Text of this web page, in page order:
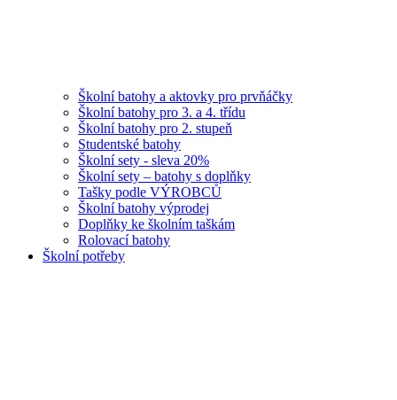
Školní batohy a aktovky pro prvňáčky
Školní batohy pro 3. a 4. třídu
Školní batohy pro 2. stupeň
Studentské batohy
Školní sety - sleva 20%
Školní sety – batohy s doplňky
Tašky podle VÝROBCŮ
Školní batohy výprodej
Doplňky ke školním taškám
Rolovací batohy
Školní potřeby